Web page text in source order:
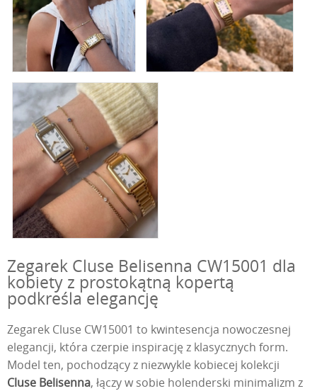
Zegarek Cluse Belisenna CW15001 dla
kobiety z prostokątną kopertą
podkreśla elegancję
Zegarek Cluse CW15001 to kwintesencja nowoczesnej
elegancji, która czerpie inspirację z klasycznych form.
Model ten, pochodzący z niezwykle kobiecej kolekcji
Cluse Belisenna, łączy w sobie holenderski minimalizm z